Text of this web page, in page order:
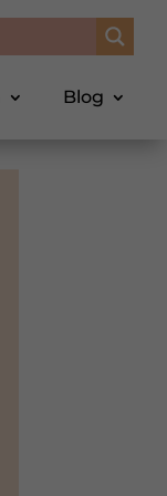
Blog